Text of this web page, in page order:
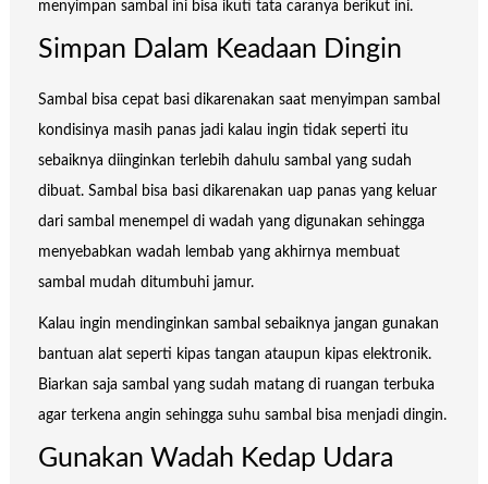
menyimpan sambal ini bisa ikuti tata caranya berikut ini.
Simpan Dalam Keadaan Dingin
Sambal bisa cepat basi dikarenakan saat menyimpan sambal
kondisinya masih panas jadi kalau ingin tidak seperti itu
sebaiknya diinginkan terlebih dahulu sambal yang sudah
dibuat. Sambal bisa basi dikarenakan uap panas yang keluar
dari sambal menempel di wadah yang digunakan sehingga
menyebabkan wadah lembab yang akhirnya membuat
sambal mudah ditumbuhi jamur.
Kalau ingin mendinginkan sambal sebaiknya jangan gunakan
bantuan alat seperti kipas tangan ataupun kipas elektronik.
Biarkan saja sambal yang sudah matang di ruangan terbuka
agar terkena angin sehingga suhu sambal bisa menjadi dingin.
Gunakan Wadah Kedap Udara